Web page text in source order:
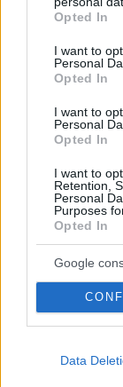
grant or deny
use your data
consent section.
Opted In
I want to
Personal
Opted In
I want to
Personal
Opted In
I want to
Retention,
Personal
Purposes
Opted In
Google
Data
Δημοκρατία:
Καρυστιανού και
μετέτρεψαν σε
07.08.2026, 19:33
Η Λίλα
το πρώτο της
ανάρτηση του
λαού και
07.08.2026, 22:23
σύζυγος του